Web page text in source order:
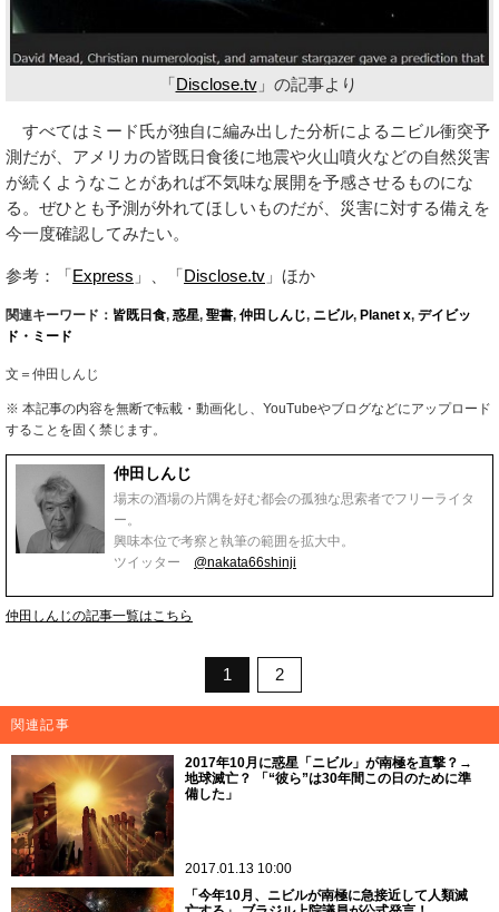
「 Disclose.tv」の記事より
すべてはミード氏が独自に編み出した分析によるニビル衝突予
測だが、アメリカの皆既日食後に地震や火山噴火などの自然災害
が続くようなことがあれば不気味な展開を予感させるものにな
る。ぜひとも予測が外れてほしいものだが、災害に対する備えを
今一度確認してみたい。
参考：「 Express 」、「 Disclose.tv 」ほか
関連キーワード： 皆既日食, 惑星, 聖書, 仲田しんじ, ニビル, Planet x, デイビッ
ド・ミード
文＝仲田しんじ
※ 本記事の内容を無断で転載・動画化し、YouTubeやブログなどにアップロード
することを固く禁じます。
仲田しんじ
場末の酒場の片隅を好む都会の孤独な思索者でフリーライタ
ー。
興味本位で考察と執筆の範囲を拡大中。
ツイッター @nakata66shinji
仲田しんじの記事一覧はこちら
1 2
関連記事
2017年10月に惑星「ニビル」が南極を直撃？→
地球滅亡？ 「“彼ら”は30年間この日のために準
備した」
2017.01.13 10:00
「今年10月、ニビルが南極に急接近して人類滅